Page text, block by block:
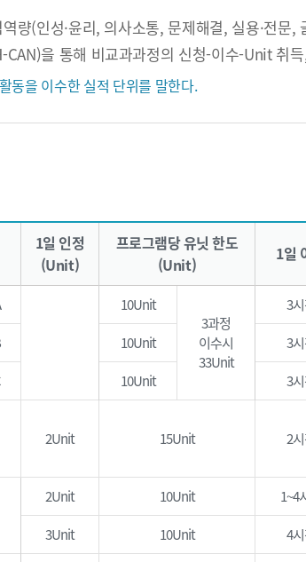
량(인성·윤리, 의사소통, 문제해결, 실용·전문
CAN)을 통해 비교과과정의 신청-이수-Unit 취
동을 이수한 실적 단위를 말한다.
1일 인정
(Unit)
프로그램당 유닛 한도
(Unit)
1일
10Unit
3과정
이수시
33Unit
3
10Unit 3
10Unit 3
2Unit 15Unit 2
2Unit 10Unit 1~4
3Unit 10Unit 4